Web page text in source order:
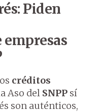
Piden
empresas
créditos
Aso del SNPP sí
son auténticos,